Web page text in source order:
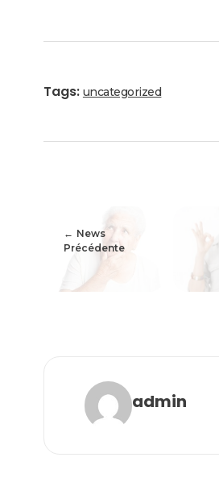
Tags: uncategorized
News
Précédente
admin